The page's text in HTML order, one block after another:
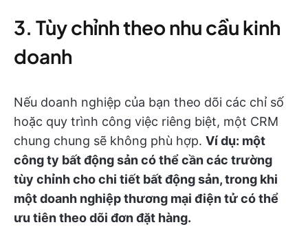
3. Tùy chỉnh theo nhu cầu kinh
doanh
Nếu doanh nghiệp của bạn theo dõi các chỉ số
hoặc quy trình công việc riêng biệt, một CRM
chung chung sẽ không phù hợp. Ví dụ: một
công ty bất động sản có thể cần các trường
tùy chỉnh cho chi tiết bất động sản, trong khi
một doanh nghiệp thương mại điện tử có thể
ưu tiên theo dõi đơn đặt hàng.